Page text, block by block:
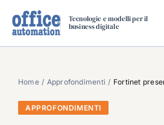
Tecnologie e modelli per il
business digitale
SPECIAL PAPER
TAVOLE ROTONDE DI REDAZIONE
Home Approfondimenti Fortinet
APPROFONDIMENTI